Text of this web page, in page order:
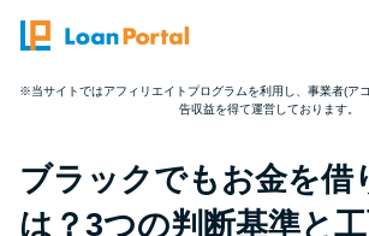
トップページ
おすすめコンテンツ
※当サイトではアフィリエイトプログラムを利用し、事業者(ア
告収益を得て運営しております。
ブラックでもお金を借
は？3つの判断基準と